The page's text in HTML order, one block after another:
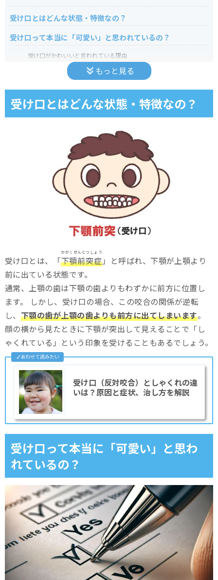
受け口とはどんな状態・特徴なの？
受け口って本当に「可愛い」と思われているの？
受け口がかわいいと言われている理由
【調査結果】受け口に対する印象
受け口の著名人
受け口の有名人はどんな人がいる？
【歯科の観点より】受け口は治すべき？
受け口と不正咬合
受け口がもたらす口腔内のリスク
【審美的な観点より】受け口はそのままでもいい？
受け口の治療方法・選択肢
外科治療
自分に合った選択をするための方法
歯科医師に相談する
治療の費用・期間などの確認をする
受け口に関するよくある質問（FAQ）
受け口は遺伝するか？
受け口の治療はどれくらい痛い？
治療後のリスクってあるの？
まとめ
もっと見る
受け口とはどんな状態・特徴なの？
受け口とは、「下顎前突症
かがくぜんとつしょう
」と呼ばれ、下顎が上顎より
前に出ている状態です。
通常、上顎の歯は下顎の歯よりもわずかに前方に位置し
ます。 しかし、受け口の場合、この咬合の関係が逆転
し、 下顎の歯が上顎の歯よりも前方に出てしまいます。
顔の横から見たときに下顎が突出して見えることで「し
ゃくれている」という印象を受けることもあるでしょう。
受け口（反対咬合）としゃくれの違
いは？原因と症状、治し方を解説
受け口って本当に「可愛い」と思わ
れているの？